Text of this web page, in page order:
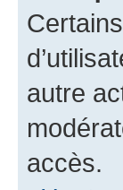
autre
accès.